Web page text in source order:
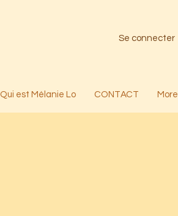
Se connecter
Qui est Mélanie Lo CONTACT More